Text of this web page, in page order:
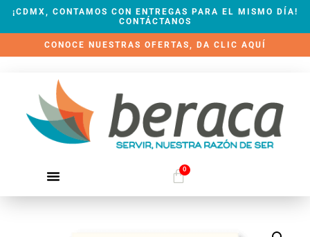
¡CDMX, CONTAMOS CON ENTREGAS PARA EL MISMO DÍA!
CONTÁCTANOS
CONOCE NUESTRAS OFERTAS, DA CLIC AQUÍ
0